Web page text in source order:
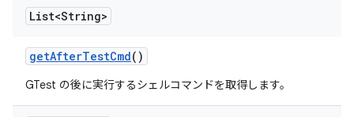
List<String>
getAfterTestCmd()
GTest の後に実行するシェルコマンドを取得します。